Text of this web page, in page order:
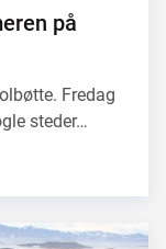
på
Fredag
steder…